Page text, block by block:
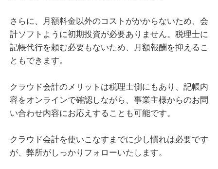
さらに、月額料金以外のコストがかからないため、会
計ソフトように初期投資が必要ありません。税理士に
記帳代行を頼む必要もないため、月額報酬を抑えるこ
ともできます。
クラウド会計のメリットは税理士側にもあり、記帳内
容をオンラインで確認しながら、事業主様からのお問
い合わせ内容にお応えすることも可能です。
クラウド会計を使いこなすまでに少し慣れは必要です
が、弊所がしっかりフォローいたします。